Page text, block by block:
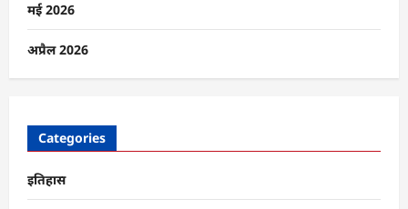
पढ़ें
मई 2026
अप्रैल 2026
Categories
इतिहास